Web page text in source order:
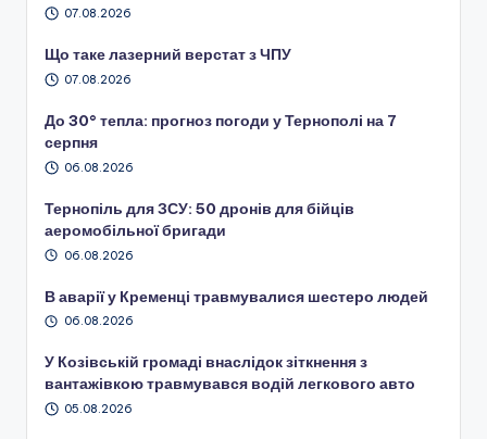
07.08.2026
Що таке лазерний верстат з ЧПУ
07.08.2026
До 30° тепла: прогноз погоди у Тернополі на 7
серпня
06.08.2026
Тернопіль для ЗСУ: 50 дронів для бійців
аеромобільної бригади
06.08.2026
В аварії у Кременці травмувалися шестеро людей
06.08.2026
У Козівській громаді внаслідок зіткнення з
вантажівкою травмувався водій легкового авто
05.08.2026